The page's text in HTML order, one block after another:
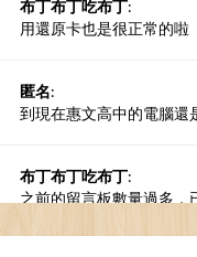
布丁布丁吃布丁:
用還原卡也是很正常的啦
匿名:
到現在惠文高中的電腦還
布丁布丁吃布丁:
之前的留言板數量過多，